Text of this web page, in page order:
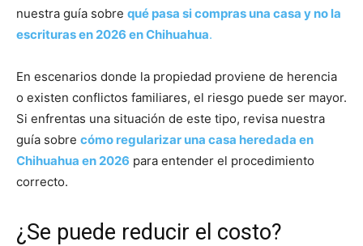
nuestra guía sobre qué pasa si compras una casa y no la
escrituras en 2026 en Chihuahua.
En escenarios donde la propiedad proviene de herencia
o existen conflictos familiares, el riesgo puede ser mayor.
Si enfrentas una situación de este tipo, revisa nuestra
guía sobre cómo regularizar una casa heredada en
Chihuahua en 2026 para entender el procedimiento
correcto.
¿Se puede reducir el costo?